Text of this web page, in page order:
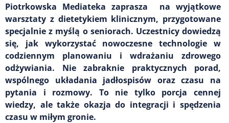
Piotrkowska Mediateka zaprasza na wyjątkowe
warsztaty z dietetykiem klinicznym, przygotowane
specjalnie z myślą o seniorach. Uczestnicy dowiedzą
się, jak wykorzystać nowoczesne technologie w
codziennym planowaniu i wdrażaniu zdrowego
odżywiania. Nie zabraknie praktycznych porad,
wspólnego układania jadłospisów oraz czasu na
pytania i rozmowy. To nie tylko porcja cennej
wiedzy, ale także okazja do integracji i spędzenia
czasu w miłym gronie.